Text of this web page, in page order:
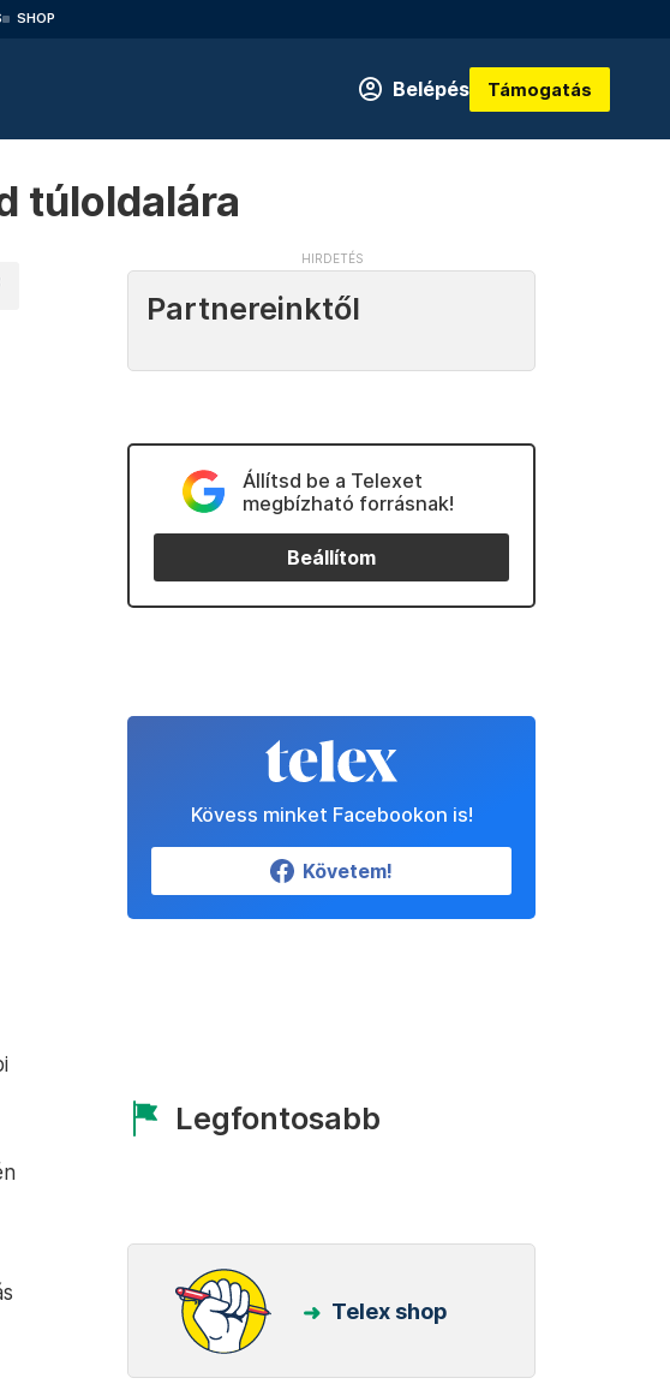
SHOP
Belépés Támogatás
túloldalára
Partnereinktől
Állítsd be a Telexet
megbízható forrásnak!
Beállítom
Kövess minket Facebookon is!
Követem!
Legfontosabb
Telex shop